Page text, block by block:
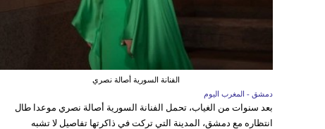
الفنانة السورية أصالة نصري
دمشق - المغرب اليوم
بعد سنوات من الغياب، تحمل الفنانة السورية أصالة نصري موعدا طال
انتظاره مع دمشق، المدينة التي تركت في ذاكرتها تفاصيل لا تشبه